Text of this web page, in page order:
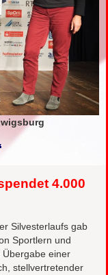
4.000
Silvesterlaufs gab
Sportlern und
einer
stellvertretender